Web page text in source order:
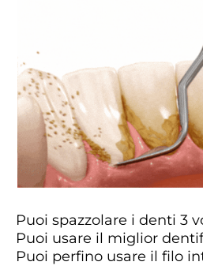
Puoi spazzolare i denti 3
Puoi usare il miglior
Puoi perfino usare il filo